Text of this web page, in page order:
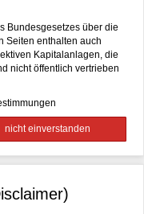
Bundesgesetzes über die
Seiten enthalten auch
Kapitalanlagen, die
nicht öffentlich vertrieben